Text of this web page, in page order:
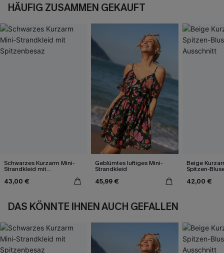
HÄUFIG ZUSAMMEN GEKAUFT
Schwarzes Kurzarm Mini-
Strandkleid mit
43,00 €
Geblümtes luftiges Mini-
Strandkleid
45,99 €
Beige
Spitzen-
42,00 €
DAS KÖNNTE IHNEN AUCH GEFALLEN